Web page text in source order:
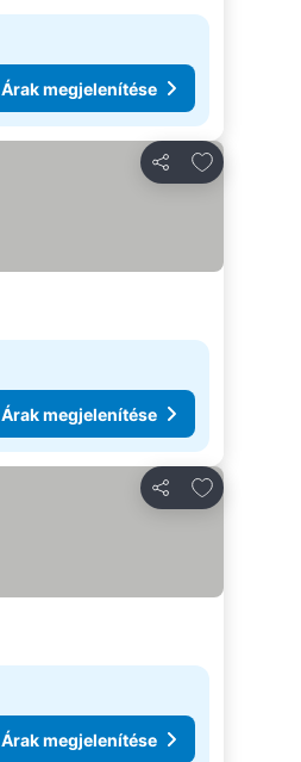
Árak megjelenítése
Megosztás
Hozzáadás
Árak megjelenítése
Megosztás
Hozzáadás
Árak megjelenítése